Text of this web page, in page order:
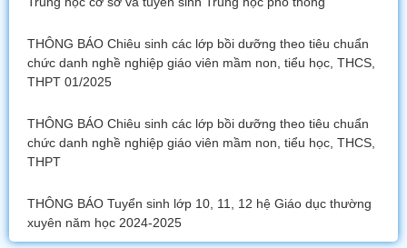
THÔNG BÁO Chiêu sinh các lớp bồi dưỡng theo tiêu chuẩn
chức danh nghề nghiệp giáo viên mầm non, tiểu học, THCS,
THPT 01/2025
THÔNG BÁO Chiêu sinh các lớp bồi dưỡng theo tiêu chuẩn
chức danh nghề nghiệp giáo viên mầm non, tiểu học, THCS,
THPT
THÔNG BÁO Tuyển sinh lớp 10, 11, 12 hệ Giáo dục thường
xuyên năm học 2024-2025